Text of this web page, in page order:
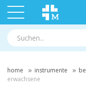
home instrumente
erwachsene